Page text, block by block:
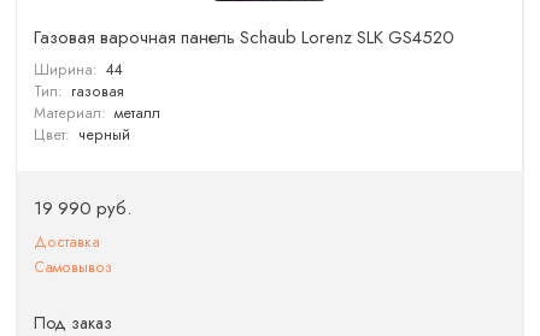
Газовая варочная панель Schaub Lorenz SLK GS4520
Ширина: 44
Тип: газовая
Материал: металл
Цвет: черный
19 990 руб.
Доставка
Самовывоз
Под заказ